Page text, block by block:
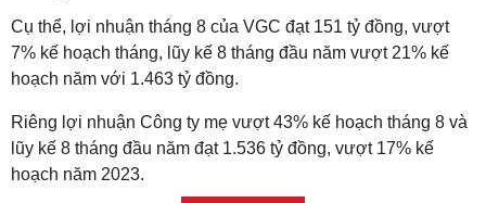
Cụ thể, lợi nhuận tháng 8 của VGC đạt 151 tỷ đồng, vượt
7% kế hoạch tháng, lũy kế 8 tháng đầu năm vượt 21% kế
hoạch năm với 1.463 tỷ đồng.
Riêng lợi nhuận Công ty mẹ vượt 43% kế hoạch tháng 8 và
lũy kế 8 tháng đầu năm đạt 1.536 tỷ đồng, vượt 17% kế
hoạch năm 2023.